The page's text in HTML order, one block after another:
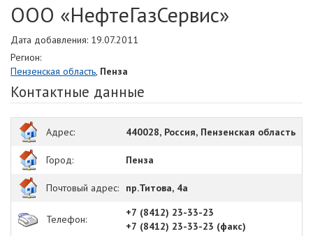
ООО «НефтеГазСервис»
Дата добавления: 19.07.2011
Регион:
Пензенская область, Пенза
Контактные данные
Адрес: 440028, Россия, Пензенская область
Город: Пенза
Почтовый адрес: пр.Титова, 4а
Телефон:
+7 (8412) 23-33-23
+7 (8412) 23-33-23 (факс)